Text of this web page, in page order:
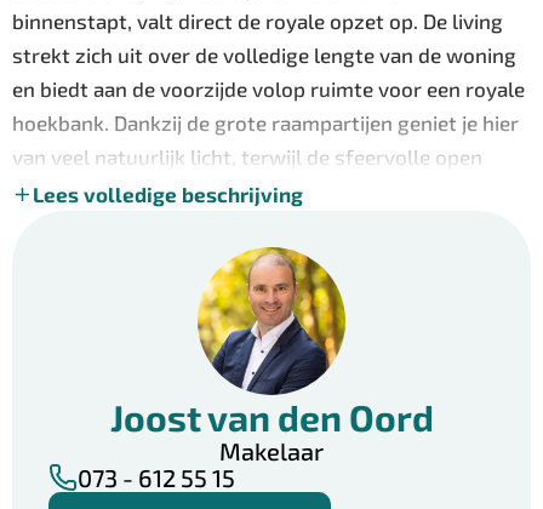
binnenstapt, valt direct de royale opzet op. De living
strekt zich uit over de volledige lengte van de woning
en biedt aan de voorzijde volop ruimte voor een royale
hoekbank. Dankzij de grote raampartijen geniet je hier
van veel natuurlijk licht, terwijl de sfeervolle open
haard zorgt voor extra warmte en gezelligheid. Aan de
lange diners met familie en vrienden. De grote
schuifpui zorgt voor een prachtige verbinding met de
tuin. De halfopen keuken is modern uitgevoerd en
voorzien van diverse inbouwapparatuur. Authentieke
glas-in-loodramen geven deze ruimte een
karaktervolle uitstraling. Vanuit zowel de woonkamer
als de hal is de keuken bereikbaar. Aansluitend bevindt
zich de praktische bijkeuken met de
Lees volledige beschrijving
Joost van den Oord
Makelaar
073 - 612 55 15